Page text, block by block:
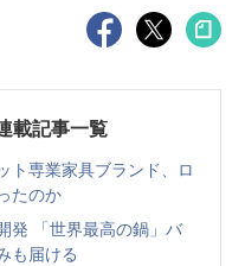
載記事一覧
ト専業家具ブランド、ロ
たのか
発 「世界最高の鍋」バ
も届ける